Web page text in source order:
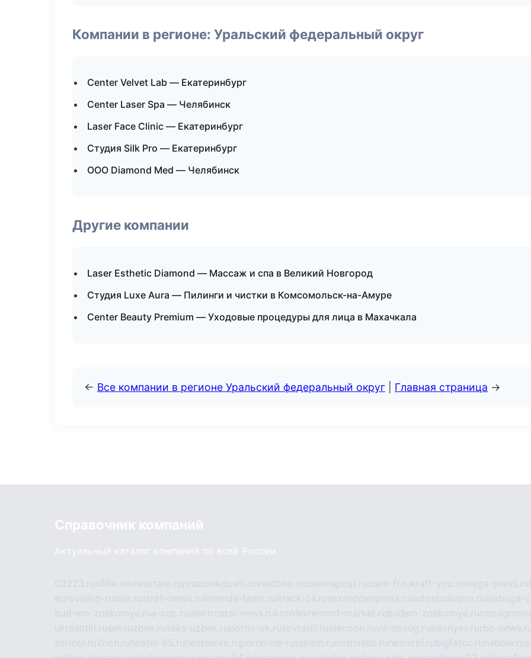
Компании в регионе: Уральский федеральный округ
Center Velvet Lab — Екатеринбург
Center Laser Spa — Челябинск
Laser Face Clinic — Екатеринбург
Студия Silk Pro — Екатеринбург
ООО Diamond Med — Челябинск
Другие компании
Laser Esthetic Diamond — Массаж и спа в Великий Новгород
Студия Luxe Aura — Пилинги и чистки в Комсомольск-на-Амуре
Center Beauty Premium — Уходовые процедуры для лица в Махачкала
← Все компании в регионе Уральский федеральный округ Главная страница →
Справочник компаний
Актуальный каталог компаний по всей России
03223.ruufille.rukrasotata.ruprazdnikdushi.ruveetbox.rucinemapost.ruciam-fr.rukraft-you.ru mega-press.ru
eurovision-russia.rustrah-news.rufreeride-team.ru itrack-24.rusexshopexpress.ruautostudiopro.rualabuga-
bud-em-znakomye.rua-cdc.ruelektrostal-news.rukorolevremont-market.rubudem-znakomye.ru
ukrasotki.ruseksuzbek.ruseks-uzbek.ruporno-vk.rusovratili.ruolecoon.ruvd-dosug.ruadonyev.ru rbc-
sormol.ru2rich.ru hostel-65.ru hostserve.ruporno-na-russkom.ru mishinlab.ru neznobi.rubigfatcc.ru habble.ru